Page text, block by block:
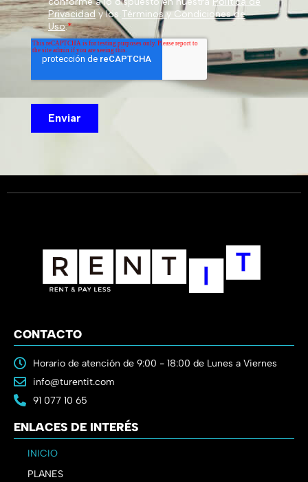
CONTACTO
Horario de atención de 9:00 - 18:00 de Lunes a Viernes
info@turentit.com
91 077 10 65
ENLACES DE INTERÉS
INICIO
PLANES